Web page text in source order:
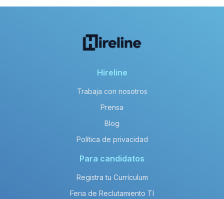
Hireline
Trabaja con nosotros
Prensa
Blog
Política de privacidad
Para candidatos
Registra tu Currículum
Feria de Reclutamiento TI